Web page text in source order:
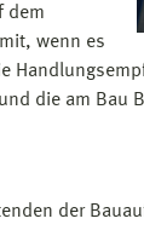
dem
wenn es
die am Bau
der